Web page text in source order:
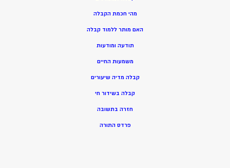
מהי חכמת הקבלה
האם מותר ללמוד קבלה
תודעה ומודעות
משמעות החיים
קבלה מדיה שיעורים
קבלה בשידור חי
חזרה בתשובה
פרדס התורה